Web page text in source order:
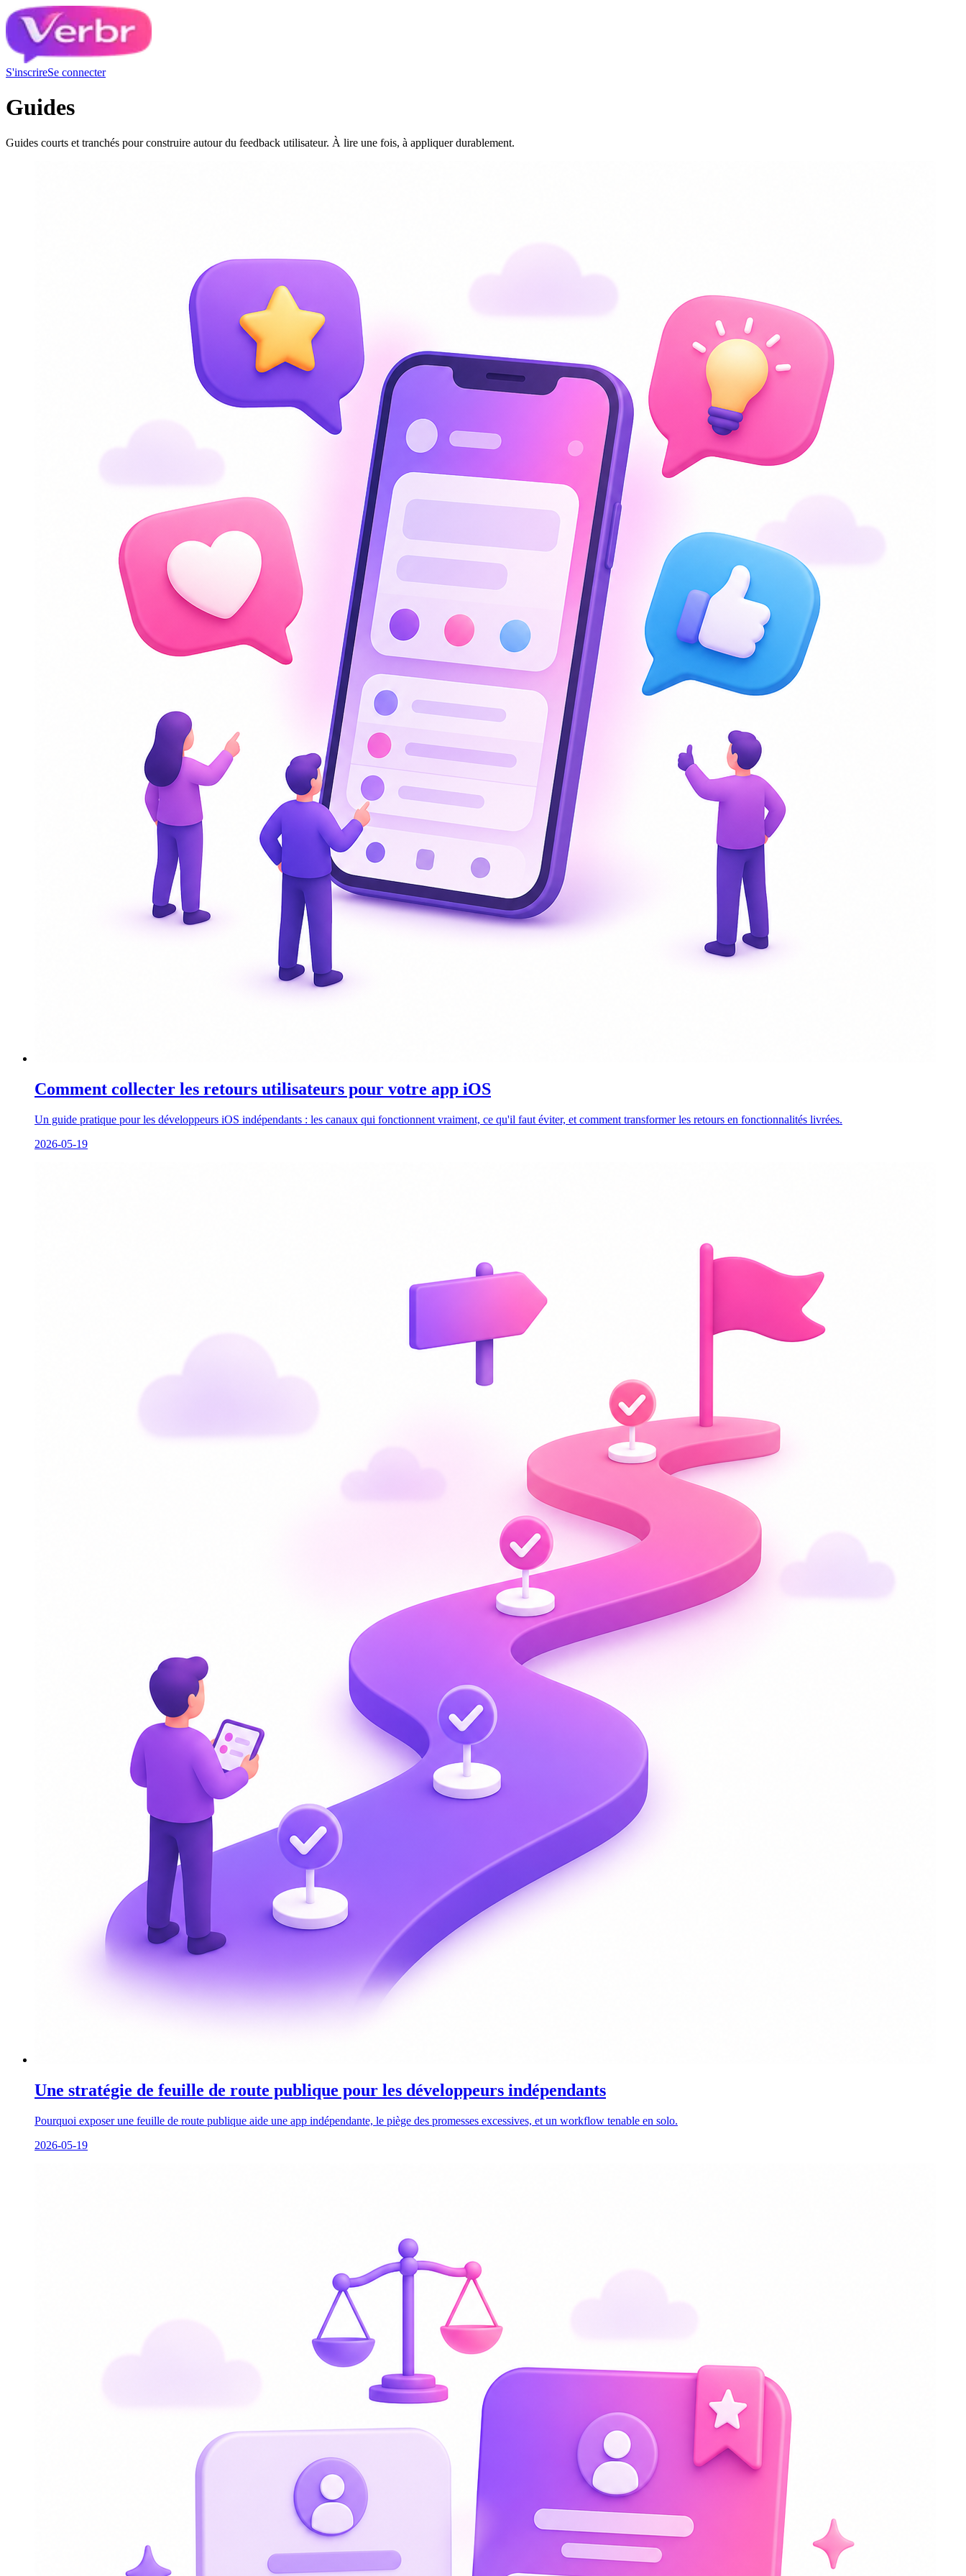
S'inscrireSe connecter
Guides
Guides courts et tranchés pour construire autour du feedback utilisateur. À lire une fois, à appliquer durablement.
Comment collecter les retours utilisateurs pour votre app iOS
Un guide pratique pour les développeurs iOS indépendants : les canaux qui fonctionnent vraiment, ce qu'il faut éviter, et comment transformer les retours en fonctionnalités livrées.
2026-05-19
Une stratégie de feuille de route publique pour les développeurs indépendants
Pourquoi exposer une feuille de route publique aide une app indépendante, le piège des promesses excessives, et un workflow tenable en solo.
2026-05-19